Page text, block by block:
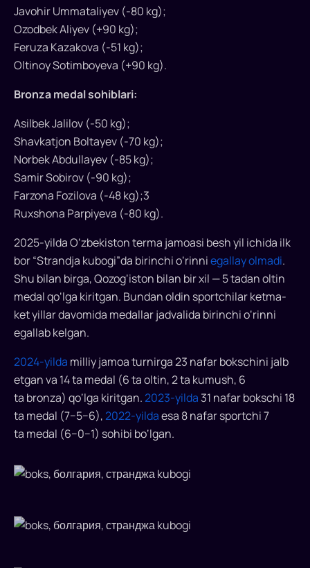
darajadagi
musobaqada
mamlakatga
erkaklar
jamoasiga
nisbatan
oltin
medal
keltirdi.
Javohir Ummataliyev (-80 kg);
Ozodbek Aliyev (+90 kg);
Feruza Kazakova (-51 kg);
Oltinoy Sotimboyeva (+90 kg).
Bronza medal sohiblari:
Asilbek Jalilov (-50 kg);
Shavkatjon Boltayev (-70 kg);
Norbek Abdullayev (-85 kg);
Samir Sobirov (-90 kg);
Farzona Fozilova (-48 kg);3
Ruxshona Parpiyeva (-80 kg).
2025-yilda O‘zbekiston terma jamoasi besh yil ichida ilk
bor “Strandja kubogi”da birinchi o‘rinniegallay olmadi.
Shu bilan birga, Qozog‘iston bilan bir xil — 5 tadan oltin
medal qo‘lga kiritgan. Bundan oldin sportchilar ketma-
ket yillar davomida medallar jadvalida birinchi o‘rinni
egallab kelgan.
2024-yilda milliy jamoa turnirga 23 nafar bokschini jalb
etgan va 14 ta medal (6 ta oltin, 2 ta kumush, 6
ta bronza) qo‘lga kiritgan.2023-yilda 31 nafar bokschi 18
ta medal (7−5−6),2022-yildaesa 8 nafar sportchi 7
ta medal (6−0−1) sohibi bo‘lgan.